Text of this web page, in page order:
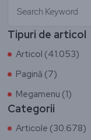
Tipuri de articol
Articol (41.053)
Pagină (7)
Megamenu (1)
Categorii
Articole (30.678)